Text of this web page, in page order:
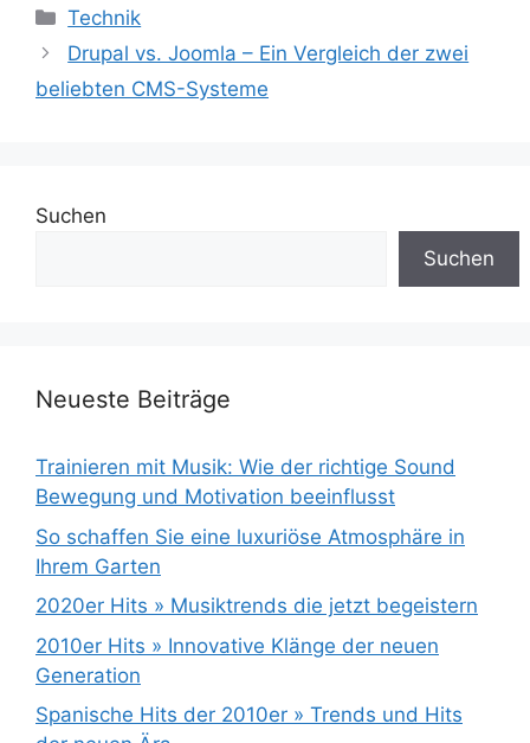
Kategorien
Technik
Drupal vs. Joomla – Ein Vergleich der zwei
beliebten CMS-Systeme
Suchen
Suchen
Neueste Beiträge
Trainieren mit Musik: Wie der richtige Sound
Bewegung und Motivation beeinflusst
So schaffen Sie eine luxuriöse Atmosphäre in
Ihrem Garten
2020er Hits » Musiktrends die jetzt begeistern
2010er Hits » Innovative Klänge der neuen
Generation
Spanische Hits der 2010er » Trends und Hits